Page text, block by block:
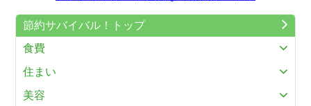
節約サバイバル！トップ
食費
住まい
美容